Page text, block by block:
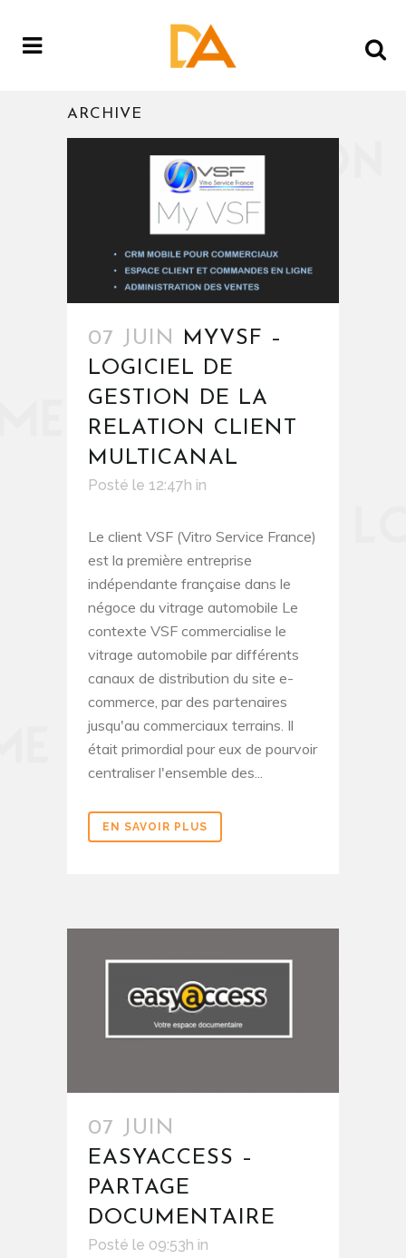
ARCHIVE
07 JUIN
MYVSF –
LOGICIEL DE
GESTION DE LA
RELATION CLIENT
MULTICANAL
Posté le 12:47h in
Le client VSF (Vitro Service France)
est la première entreprise
indépendante française dans le
négoce du vitrage automobile Le
contexte VSF commercialise le
vitrage automobile par différents
canaux de distribution du site e-
commerce, par des partenaires
jusqu'au commerciaux terrains. Il
était primordial pour eux de pourvoir
centraliser l'ensemble des...
EN SAVOIR PLUS
07 JUIN
EASYACCESS –
PARTAGE
DOCUMENTAIRE
Posté le 09:53h in